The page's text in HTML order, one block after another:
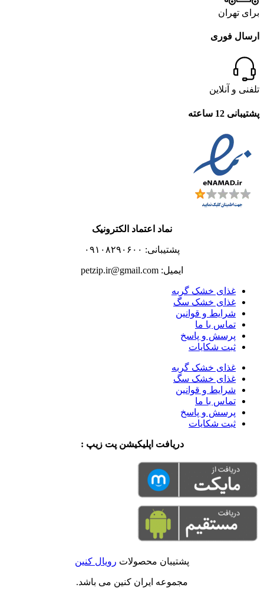
برای تهران
ارسال فوری
تلفنی و آنلاین
پشتیبانی 12 ساعته
نماد اعتماد الکترونیک
پشتیبانی: ۰۹۱۰۸۲۹۰۶۰۰
ایمیل: petzip.ir@gmail.com
غذای خشک گربه
غذای خشک سگ
شرایط و قوانین
تماس با ما
پرسش و پاسخ
ثبت شکایات
غذای خشک گربه
غذای خشک سگ
شرایط و قوانین
تماس با ما
پرسش و پاسخ
ثبت شکایات
دریافت اپلیکیشن پت زیپ :
پشتیبان محصولات رویال کنین
مجموعه ایران کنین می باشد.